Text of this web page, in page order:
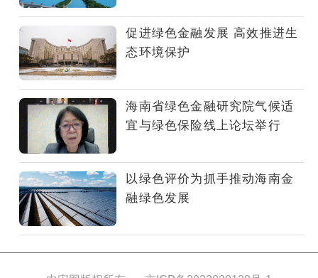
绿
色
转
型
提
供
更
多
的
支
持
和
保
促进绿色金融发展 高效推进生
态环境保护
海南省绿色金融研究院气候适
宜与绿色保险线上论坛举行
以绿色评价为抓手推动海南金
融绿色发展